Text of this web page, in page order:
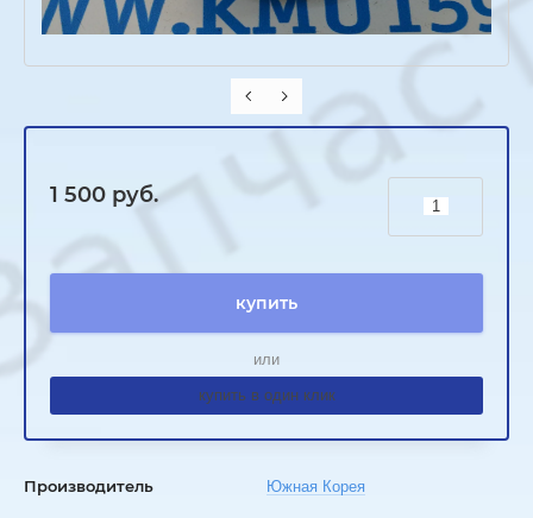
1 500 руб.
купить
или
купить в один клик
Производитель Южная Корея